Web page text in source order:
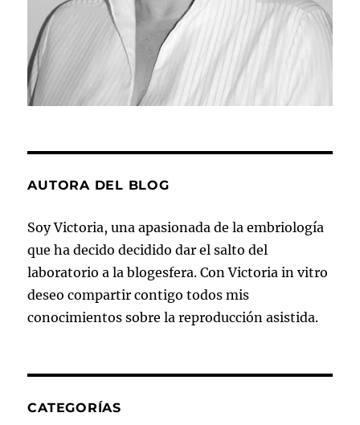
AUTORA DEL BLOG
Soy Victoria, una apasionada de la embriología
que ha decido decidido dar el salto del
laboratorio a la blogesfera. Con Victoria in vitro
deseo compartir contigo todos mis
conocimientos sobre la reproducción asistida.
CATEGORÍAS